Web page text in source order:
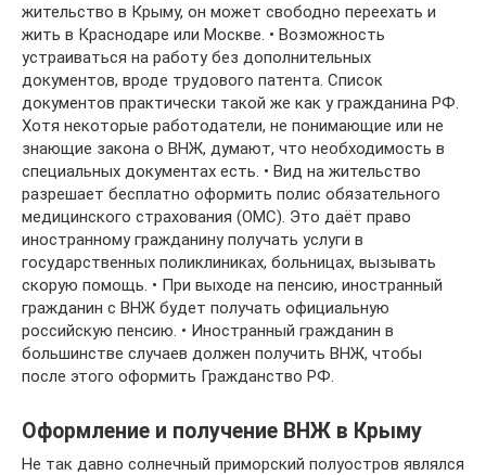
жительство в Крыму, он может свободно переехать и
жить в Краснодаре или Москве. • Возможность
устраиваться на работу без дополнительных
документов, вроде трудового патента. Список
документов практически такой же как у гражданина РФ.
Хотя некоторые работодатели, не понимающие или не
знающие закона о ВНЖ, думают, что необходимость в
специальных документах есть. • Вид на жительство
разрешает бесплатно оформить полис обязательного
медицинского страхования (ОМС). Это даёт право
иностранному гражданину получать услуги в
государственных поликлиниках, больницах, вызывать
скорую помощь. • При выходе на пенсию, иностранный
гражданин с ВНЖ будет получать официальную
российскую пенсию. • Иностранный гражданин в
большинстве случаев должен получить ВНЖ, чтобы
после этого оформить Гражданство РФ.
Оформление и получение ВНЖ в Крыму
Не так давно солнечный приморский полуостров являлся